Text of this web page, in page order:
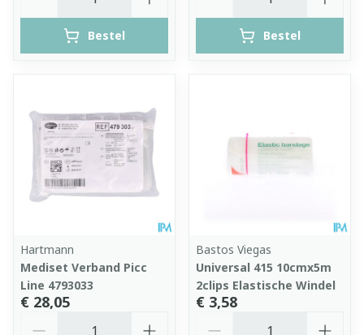
Bestel Bestel
Hartmann
Mediset Verband Picc
Line 4793033
€ 28,05
Bastos Viegas
Universal 415 10cmx5m
2clips Elastische Windel
€ 3,58